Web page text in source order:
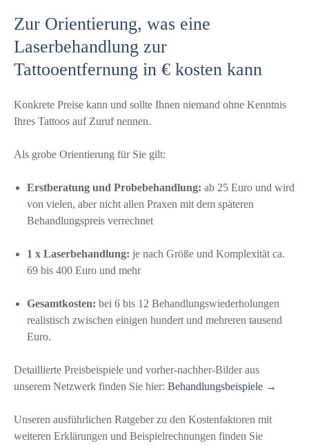
Zur Orientierung, was eine
Laserbehandlung zur
Tattooentfernung in € kosten kann
Konkrete Preise kann und sollte Ihnen niemand ohne Kenntnis
Ihres Tattoos auf Zuruf nennen.
Als grobe Orientierung für Sie gilt:
Erstberatung und Probebehandlung: ab 25 Euro und wird
von vielen, aber nicht allen Praxen mit dem späteren
Behandlungspreis verrechnet
1 x Laserbehandlung: je nach Größe und Komplexität ca.
69 bis 400 Euro und mehr
Gesamtkosten: bei 6 bis 12 Behandlungswiederholungen
realistisch zwischen einigen hundert und mehreren tausend
Euro.
Detaillierte Preisbeispiele und vorher-nachher-Bilder aus
unserem Netzwerk finden Sie hier: Behandlungsbeispiele →
Unseren ausführlichen Ratgeber zu den Kostenfaktoren mit
weiteren Erklärungen und Beispielrechnungen finden Sie